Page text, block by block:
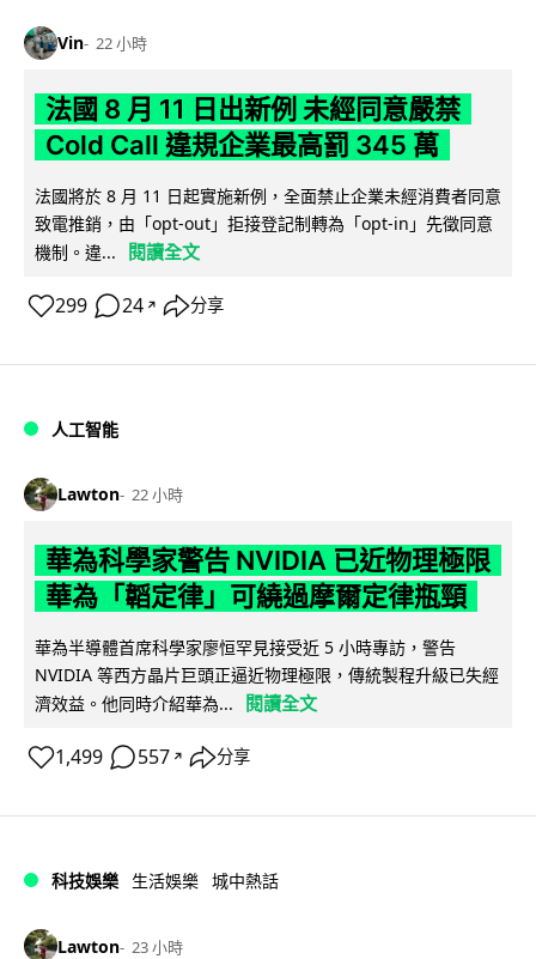
Vin 22 小時
法國 8 月 11 日出新例 未經同意嚴禁
Cold Call 違規企業最高罰 345 萬
法國將於 8 月 11 日起實施新例，全面禁止企業未經消費者同意
致電推銷，由「opt-out」拒接登記制轉為「opt-in」先徵同意
機制。違...
閱讀全文
299 24 ↗ 分享
人工智能
Lawton 22 小時
華為科學家警告 NVIDIA 已近物理極限
華為「韜定律」可繞過摩爾定律瓶頸
華為半導體首席科學家廖恒罕見接受近 5 小時專訪，警告
NVIDIA 等西方晶片巨頭正逼近物理極限，傳統製程升級已失經
濟效益。他同時介紹華為...
閱讀全文
1,499 557 ↗ 分享
科技娛樂 生活娛樂 城中熱話
Lawton 23 小時